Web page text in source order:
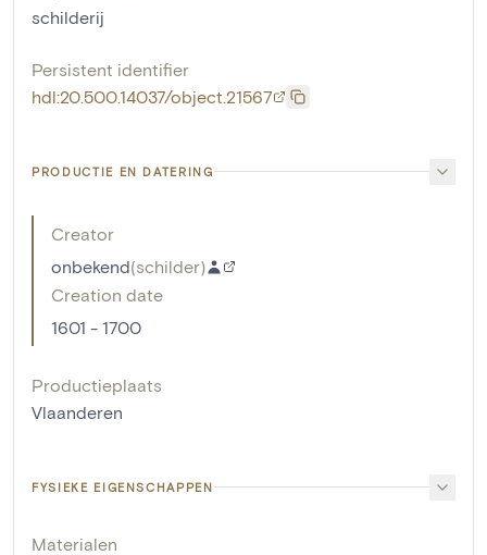
schilderij
Persistent identifier
hdl:20.500.14037/object.21567
PRODUCTIE EN DATERING
Creator
onbekend(schilder)
Creation date
1601 - 1700
Productieplaats
Vlaanderen
FYSIEKE EIGENSCHAPPEN
Materialen